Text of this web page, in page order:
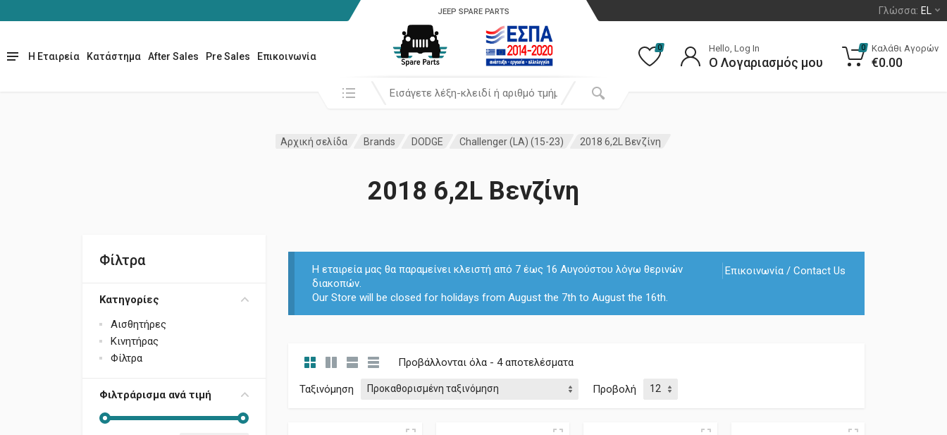
Γλώσσα: EL
Η Εταιρεία Κατάστημα After Sales Pre Sales Επικοινωνία
JEEP SPARE PARTS
Αναζήτησή σε:
0 Hello, Log In
Ο Λογαριασμός μου
0 Καλάθι Αγορών
€0.00
Αρχική σελίδα Brands DODGE Challenger (LA) (15-23) 2018 6,2L Βενζίνη
2018 6,2L Βενζίνη
Φίλτρα
Κατηγορίες
Αισθητήρες
Κινητήρας
Φίλτρα
Φιλτράρισμα ανά τιμή
Επικοινωνία / Contact Us
Η εταιρεία μας θα παραμείνει κλειστή από 7 έως 16 Αυγούστου λόγω θερινών
διακοπών.
Our Store will be closed for holidays from August the 7th to August the 16th.
Προβάλλονται όλα - 4 αποτελέσματα
Ταξινόμηση Προβολή